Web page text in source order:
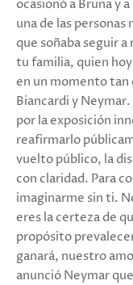
ocasionó a Bruna y
una de las personas
que soñaba seguir
tu familia, quien
en un momento tan
Biancardi y
por la exposición
reafirmarlo
vuelto público, la
con claridad. Para
imaginarme sin ti.
eres la certeza de
propósito
ganará, nuestro
anunció Neymar